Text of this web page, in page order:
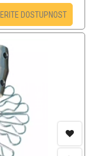
DOSTUPNOST